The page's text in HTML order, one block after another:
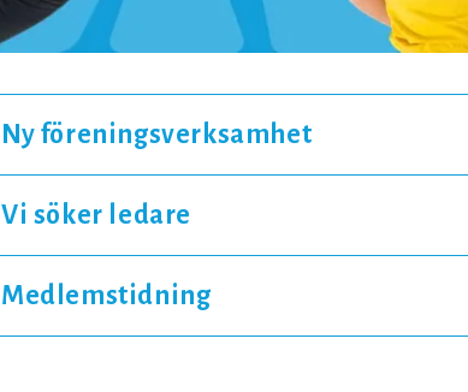
Ny föreningsverksamhet
Vi söker ledare
Medlemstidning